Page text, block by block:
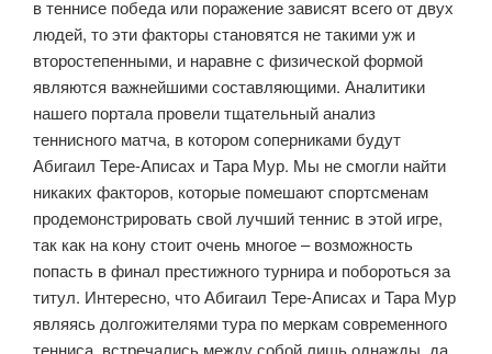
в теннисе победа или поражение зависят всего от двух
людей, то эти факторы становятся не такими уж и
второстепенными, и наравне с физической формой
являются важнейшими составляющими. Аналитики
нашего портала провели тщательный анализ
теннисного матча, в котором соперниками будут
Абигаил Тере-Аписах и Тара Мур. Мы не смогли найти
никаких факторов, которые помешают спортсменам
продемонстрировать свой лучший теннис в этой игре,
так как на кону стоит очень многое – возможность
попасть в финал престижного турнира и побороться за
титул. Интересно, что Абигаил Тере-Аписах и Тара Мур
являясь долгожителями тура по меркам современного
тенниса, встречались между собой лишь однажды, да